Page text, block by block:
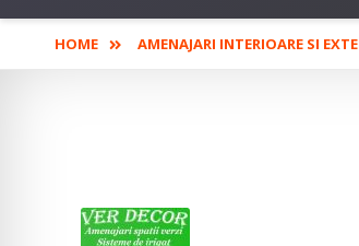
HOME AMENAJARI INTERIOARE SI